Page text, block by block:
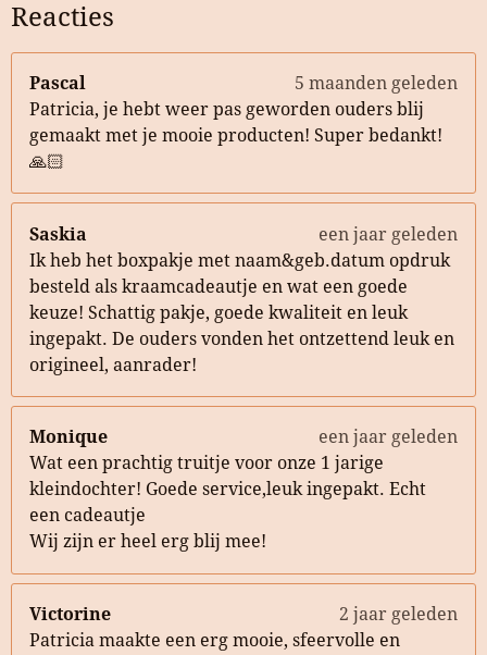
Reacties
Pascal
5 maanden geleden
Patricia, je hebt weer pas geworden ouders blij
gemaakt met je mooie producten! Super bedankt!
🙏🏻
Saskia
een jaar geleden
Ik heb het boxpakje met naam&geb.datum opdruk
besteld als kraamcadeautje en wat een goede
keuze! Schattig pakje, goede kwaliteit en leuk
ingepakt. De ouders vonden het ontzettend leuk en
origineel, aanrader!
Monique
een jaar geleden
Wat een prachtig truitje voor onze 1 jarige
kleindochter! Goede service,leuk ingepakt. Echt
een cadeautje
Wij zijn er heel erg blij mee!
Victorine
2 jaar geleden
Patricia maakte een erg mooie, sfeervolle en